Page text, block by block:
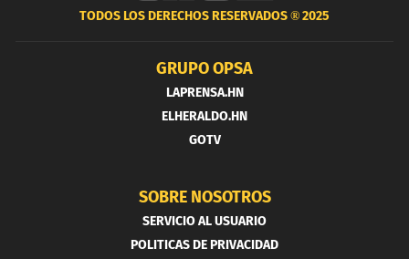
TODOS LOS DERECHOS RESERVADOS ®2025
GRUPO OPSA
LAPRENSA.HN
ELHERALDO.HN
GOTV
SOBRE NOSOTROS
SERVICIO AL USUARIO
POLITICAS DE PRIVACIDAD